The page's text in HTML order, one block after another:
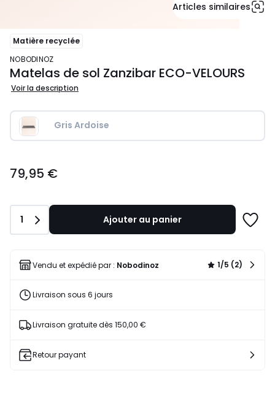
Articles similaires
Matière recyclée
NOBODINOZ
Matelas de sol Zanzibar ECO-VELOURS
Voir la description
Gris Ardoise
€.
79,95 €
Quantité
1 Ajouter au panier
liste
Vendu et expédié par : Nobodinoz 1/5 (2)
Livraison sous 6 jours
Livraison gratuite dès 150,00 €
Retour payant